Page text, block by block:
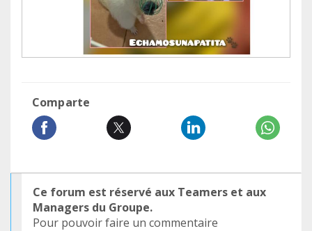
Comparte
Ce forum est réservé aux Teamers et aux
Managers du Groupe.
Pour pouvoir faire un commentaire